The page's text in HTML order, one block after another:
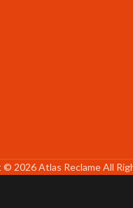
2026 Atlas Reclame All